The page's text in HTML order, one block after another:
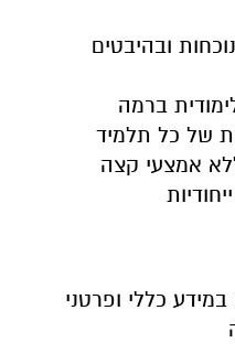
ובהיבטים
ברמה
של כל תלמיד
אמצעי קצה
כללי ופרטני